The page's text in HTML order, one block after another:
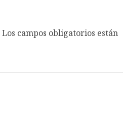
Los campos obligatorios están